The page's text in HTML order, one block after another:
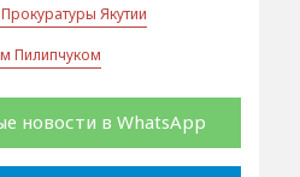
Якутии
Пилипчуком
новости в WhatsApp